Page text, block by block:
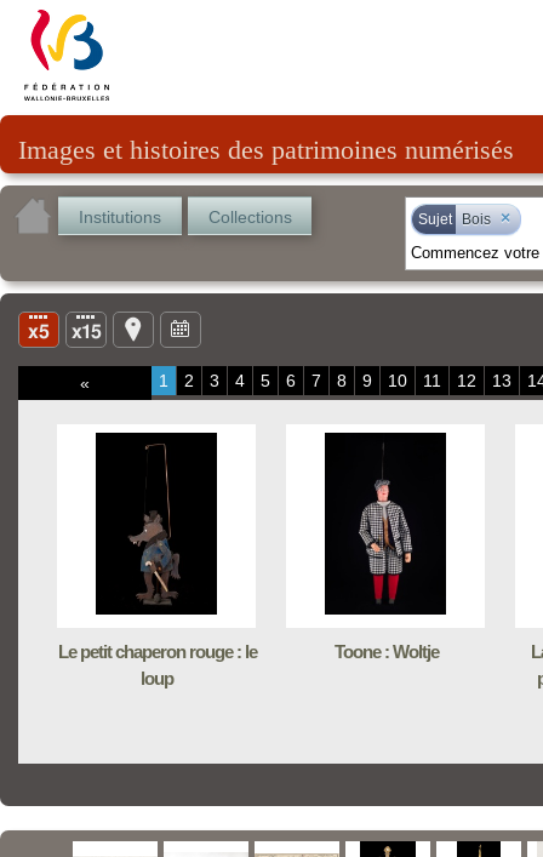
Images et histoires des patrimoines numérisés
Institutions Collections Sujet Bois ×
« 1 2 3 4 5 6 7 8 9 10 11 12 13
Le petit chaperon rouge : le
loup
Toone : Woltje